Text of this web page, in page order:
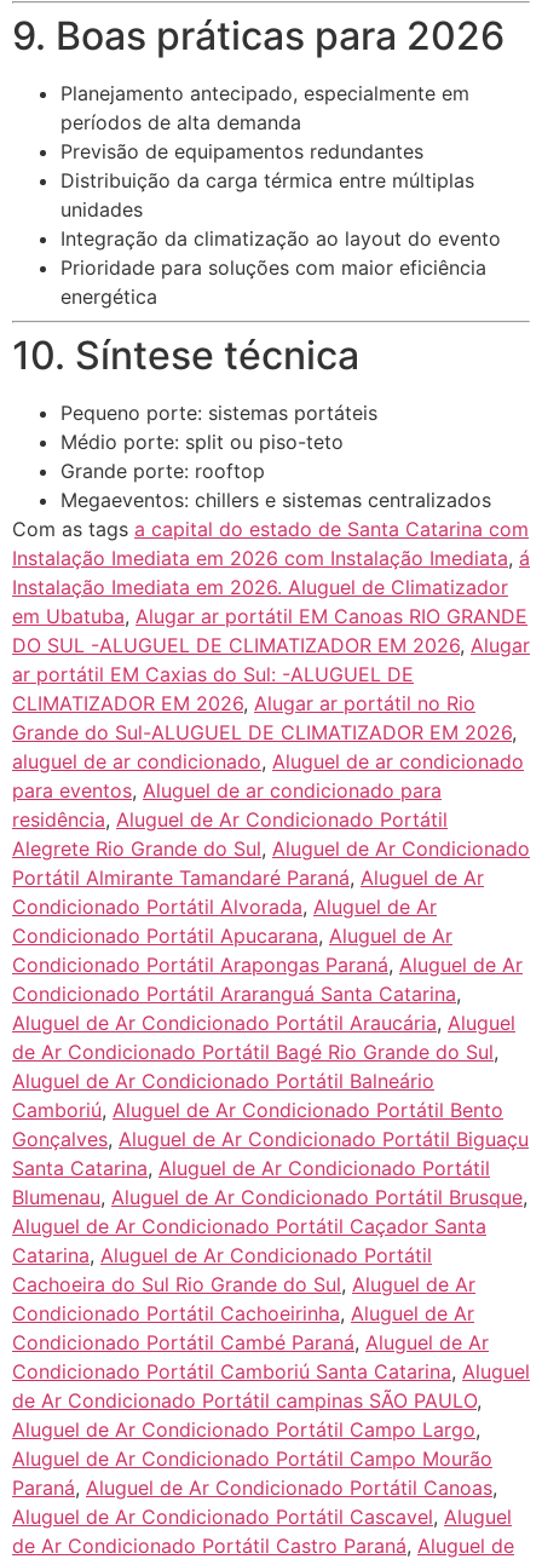
9. Boas práticas para 2026
Planejamento antecipado, especialmente em
períodos de alta demanda
Previsão de equipamentos redundantes
Distribuição da carga térmica entre múltiplas
unidades
Integração da climatização ao layout do evento
Prioridade para soluções com maior eficiência
energética
10. Síntese técnica
Pequeno porte: sistemas portáteis
Médio porte: split ou piso-teto
Grande porte: rooftop
Megaeventos: chillers e sistemas centralizados
Com as tags a capital do estado de Santa Catarina com
Instalação Imediata em 2026 com Instalação Imediata, á
Instalação Imediata em 2026. Aluguel de Climatizador
em Ubatuba, Alugar ar portátil EM Canoas RIO GRANDE
DO SUL -ALUGUEL DE CLIMATIZADOR EM 2026, Alugar
ar portátil EM Caxias do Sul: -ALUGUEL DE
CLIMATIZADOR EM 2026, Alugar ar portátil no Rio
Grande do Sul-ALUGUEL DE CLIMATIZADOR EM 2026,
aluguel de ar condicionado, Aluguel de ar condicionado
para eventos, Aluguel de ar condicionado para
residência, Aluguel de Ar Condicionado Portátil
Alegrete Rio Grande do Sul, Aluguel de Ar Condicionado
Portátil Almirante Tamandaré Paraná, Aluguel de Ar
Condicionado Portátil Alvorada, Aluguel de Ar
Condicionado Portátil Apucarana, Aluguel de Ar
Condicionado Portátil Arapongas Paraná, Aluguel de Ar
Condicionado Portátil Araranguá Santa Catarina,
Aluguel de Ar Condicionado Portátil Araucária, Aluguel
de Ar Condicionado Portátil Bagé Rio Grande do Sul,
Aluguel de Ar Condicionado Portátil Balneário
Camboriú, Aluguel de Ar Condicionado Portátil Bento
Gonçalves, Aluguel de Ar Condicionado Portátil Biguaçu
Santa Catarina, Aluguel de Ar Condicionado Portátil
Blumenau, Aluguel de Ar Condicionado Portátil Brusque,
Aluguel de Ar Condicionado Portátil Caçador Santa
Catarina, Aluguel de Ar Condicionado Portátil
Cachoeira do Sul Rio Grande do Sul, Aluguel de Ar
Condicionado Portátil Cachoeirinha, Aluguel de Ar
Condicionado Portátil Cambé Paraná, Aluguel de Ar
Condicionado Portátil Camboriú Santa Catarina, Aluguel
de Ar Condicionado Portátil campinas SÃO PAULO,
Aluguel de Ar Condicionado Portátil Campo Largo,
Aluguel de Ar Condicionado Portátil Campo Mourão
Paraná, Aluguel de Ar Condicionado Portátil Canoas,
Aluguel de Ar Condicionado Portátil Cascavel, Aluguel
de Ar Condicionado Portátil Castro Paraná, Aluguel de